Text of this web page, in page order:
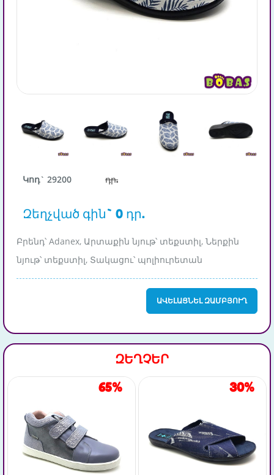
Կոդ` 29200 դր.
Զեղչված գին` 0 դր.
Բրենդ՝ Adanex, Արտաքին նյութ՝ տեքստիլ, Ներքին
նյութ՝ տեքստիլ, Տակացու՝ պոլիուրետան
ԱՎԵԼԱՑՆԵԼ ԶԱՄԲՅՈՒՂ
ԶԵՂՉԵՐ
65%
30%